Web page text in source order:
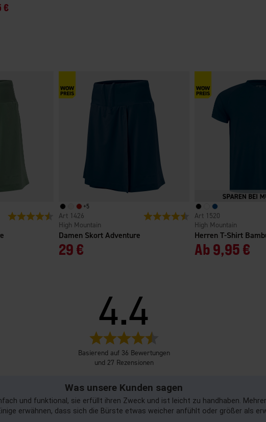
€
Bewertung: 4.7 von 5 Sternen
+5
Damen Skort Adventure
High Mountain
1426
29 €
Bewertung: 4.7 von 5 Sternen
Herren T-Shirt
High Mountain
1520
Ab9,95 €
4.4
von
Basierend auf 36 Bewertungen
und 27 Rezensionen
Was unsere Kunden sagen
und funktional, sie erfüllt ihren Zweck und ist leicht zu handhaben.
erwähnen, dass sich die Bürste etwas weicher anfühlt oder größer als